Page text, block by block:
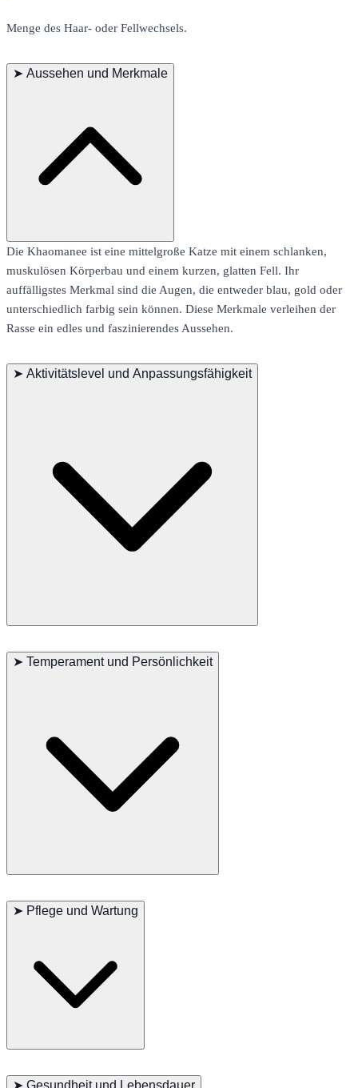
Menge des Haar- oder Fellwechsels.
➤ Aussehen und Merkmale
Die Khaomanee ist eine mittelgroße Katze mit einem schlanken,
muskulösen Körperbau und einem kurzen, glatten Fell. Ihr
auffälligstes Merkmal sind die Augen, die entweder blau, gold oder
unterschiedlich farbig sein können. Diese Merkmale verleihen der
Rasse ein edles und faszinierendes Aussehen.
➤ Aktivitätslevel und Anpassungsfähigkeit
sich schnell an neue Umgebungen an und lieben es, zu spielen und
➤ Temperament und Persönlichkeit
Natur. Sie sind intelligent und neugierig und suchen oft die
loyale Begleiter zu sein.
➤ Pflege und Wartung
erfordert regelmäßiges Bürsten, um es gesund zu halten und
➤ Gesundheit und Lebensdauer